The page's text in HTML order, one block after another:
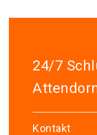
24/7
Kontakt